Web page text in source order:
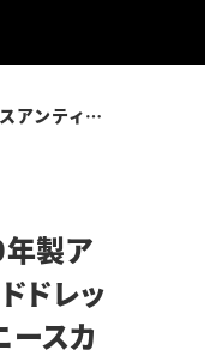
Sギアロゴ
年製ア
ドレッ
スカ